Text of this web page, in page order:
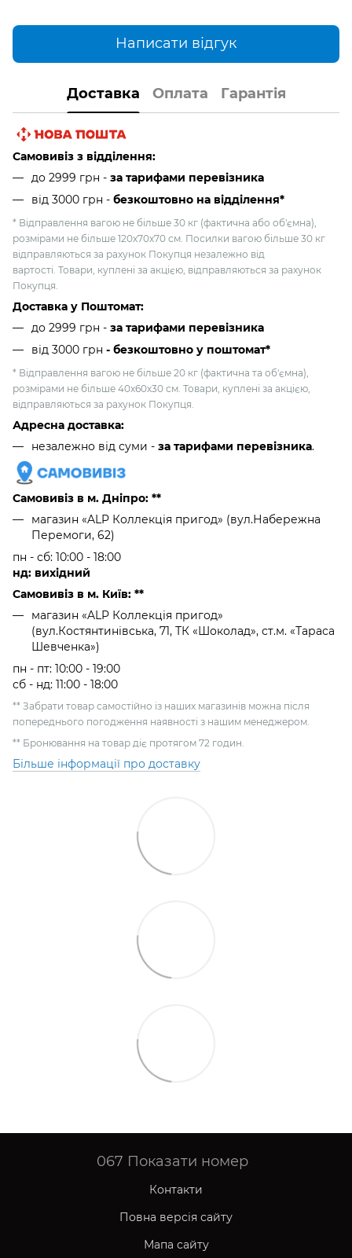
Написати відгук
Доставка Оплата Гарантія
Самовивіз з відділення:
до 2999 грн - за тарифами перевізника
від 3000 грн - безкоштовно на відділення*
* Відправлення вагою не більше 30 кг (фактична або об'ємна),
розмірами не більше 120х70х70 см. Посилки вагою більше 30 кг
відправляються за рахунок Покупця незалежно від
вартості. Товари, куплені за акцією, відправляються за рахунок
Покупця.
Доставка у Поштомат:
до 2999 грн - за тарифами перевізника
від 3000 грн - безкоштовно у поштомат*
* Відправлення вагою не більше 20 кг (фактична та об'ємна),
розмірами не більше 40х60х30 см. Товари, куплені за акцією,
відправляються за рахунок Покупця.
Адресна доставка:
незалежно від суми - за тарифами перевізника.
Самовивіз в м. Дніпро: **
магазин «ALP Коллекція пригод» (вул.Набережна
Перемоги, 62)
пн - сб: 10:00 - 18:00
нд: вихідний
Самовивіз в м. Київ: **
магазин «ALP Коллекція пригод»
(вул.Костянтинівська, 71, ТК «Шоколад», ст.м. «Тараса
Шевченка»)
пн - пт: 10:00 - 19:00
сб - нд: 11:00 - 18:00
** Забрати товар самостійно із наших магазинів можна після
попереднього погодження наявності з нашим менеджером.
** Бронювання на товар діє протягом 72 годин.
Більше інформації про доставку
067 Показати номер
Контакти
Повна версія сайту
Мапа сайту